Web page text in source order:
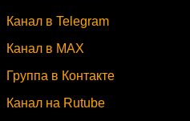
Канал в Telegram
Канал в MAX
Группа в Контакте
Канал на Rutube